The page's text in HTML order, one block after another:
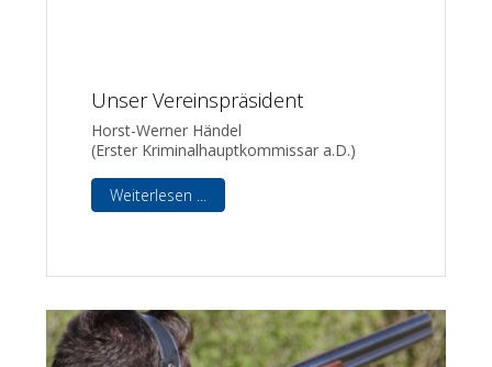
Unser Vereinspräsident
Horst-Werner Händel
(Erster Kriminalhauptkommissar a.D.)
Weiterlesen ...